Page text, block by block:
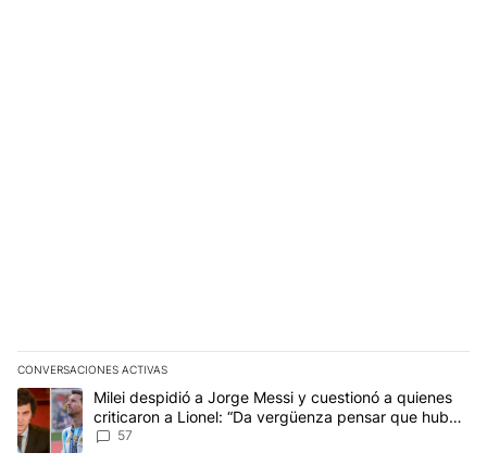
CONVERSACIONES ACTIVAS
Este listado muestra los artículos con más comentarios en los
Un artículo de tendencia con el título "Milei despidió a Jorge
Milei despidió a Jorge Messi y cuestionó a quienes
criticaron a Lionel: “Da vergüenza pensar que hubo
anti-Messi”
57